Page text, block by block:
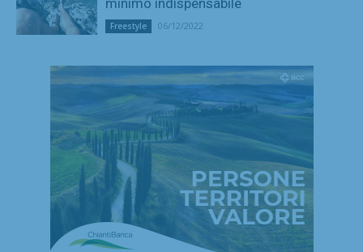
minimo indispensabile
Freestyle 06/12/2022